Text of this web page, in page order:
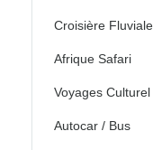
Croisière Fluviale
Afrique Safari
Voyages Culturel
Autocar / Bus